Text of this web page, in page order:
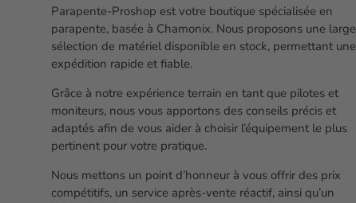
Parapente-Proshop est votre boutique spécialisée en
parapente, basée à Chamonix. Nous proposons une large
sélection de matériel disponible en stock, permettant une
expédition rapide et fiable.
Grâce à notre expérience terrain en tant que pilotes et
moniteurs, nous vous apportons des conseils précis et
adaptés afin de vous aider à choisir l’équipement le plus
pertinent pour votre pratique.
Nous mettons un point d’honneur à vous offrir des prix
compétitifs, un service après-vente réactif, ainsi qu’un